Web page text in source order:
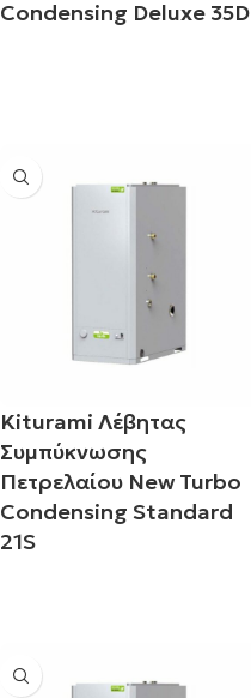
Condensing Deluxe 35D
Kiturami Λέβητας
Συμπύκνωσης
Πετρελαίου New Turbo
Condensing Standard
21S